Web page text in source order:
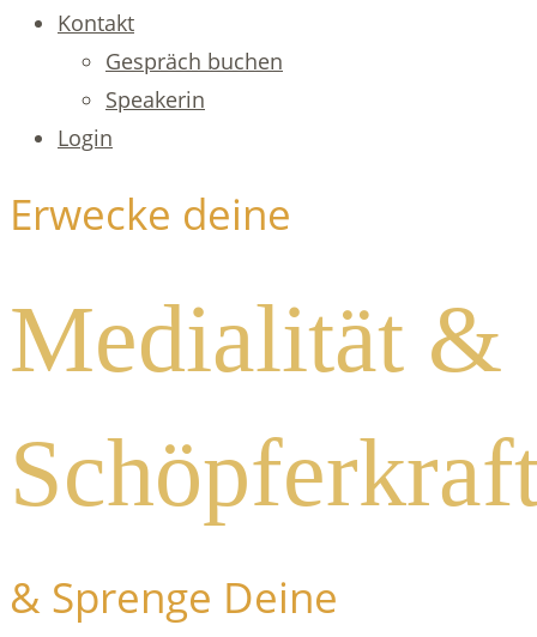
Kontakt
Gespräch buchen
Speakerin
Login
Erwecke deine
Medialität &
& Sprenge Deine